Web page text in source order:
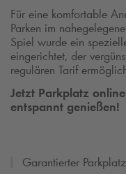
Für eine komfortable
Parken im
Spiel wurde ein
eingerichtet, der
regulären Tarif
Jetzt Parkplatz
entspannt genießen!
Garantierter Parkplatz